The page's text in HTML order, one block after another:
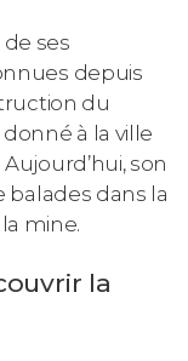
ses
depuis
du
à la ville
son
balades dans la
mine.
la